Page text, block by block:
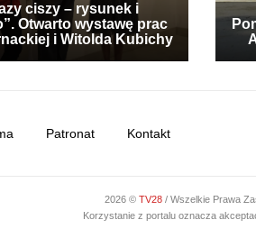
ciszy – rysunek i
Otwarto wystawę prac
i Witolda Kubichy
Patronat Kontakt
2026 © TV28 / Wszelkie Prawa
Korzystanie z portalu oznacza